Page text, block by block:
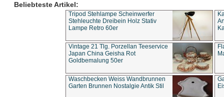
Beliebteste Artikel:
Tripod Stehlampe Scheinwerfer
Stehleuchte Dreibein Holz Stativ
Lampe Retro 60er
Vintage 21 Tlg. Porzellan Teeservice
Japan China Geisha Rot
Goldbemalung 50er
Waschbecken Weiss Wandbrunnen
Garten Brunnen Nostalgie Antik Stil